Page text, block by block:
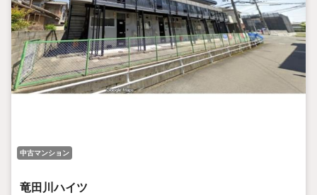
中古マンション
竜田川ハイツ